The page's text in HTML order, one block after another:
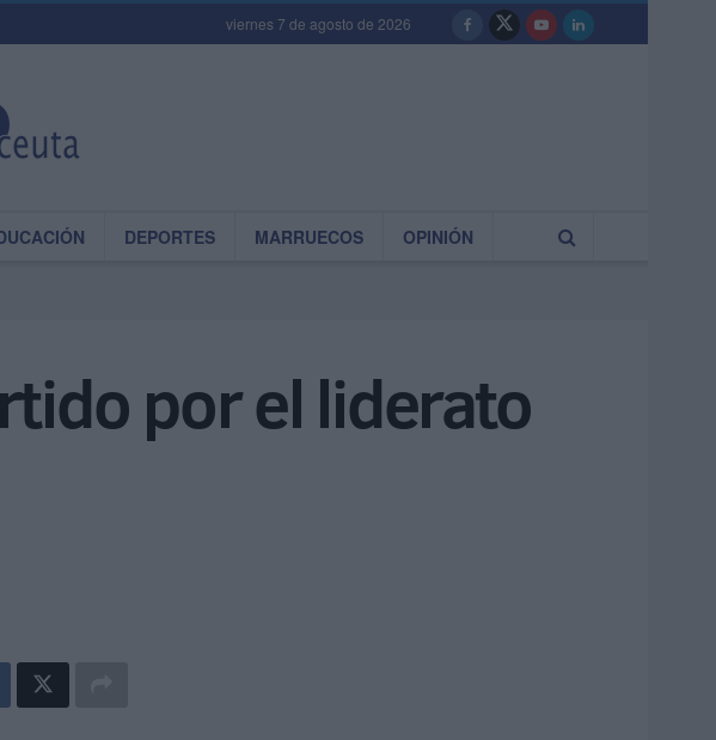
viernes 7 de agosto de 2026
DEPORTES MARRUECOS OPINIÓN
por el liderato